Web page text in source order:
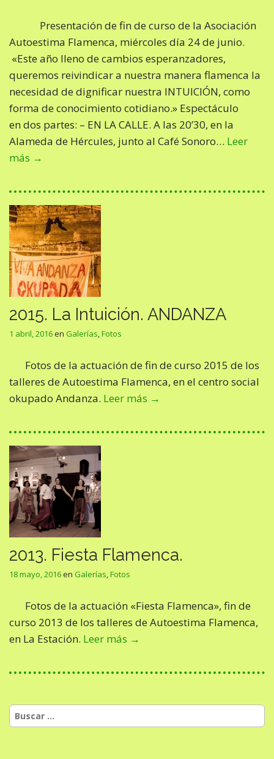
Presentación de fin de curso de la Asociación
Autoestima Flamenca, miércoles día 24 de junio.
«Este año lleno de cambios esperanzadores,
queremos reivindicar a nuestra manera flamenca la
necesidad de dignificar nuestra INTUICIÓN, como
forma de conocimiento cotidiano.» Espectáculo
en dos partes: – EN LA CALLE. A las 20’30, en la
Alameda de Hércules, junto al Café Sonoro… Leer
más →
2015. La Intuición. ANDANZA
1 abril, 2016en Galerías,Fotos
Fotos de la actuación de fin de curso 2015 de los
talleres de Autoestima Flamenca, en el centro social
okupado Andanza. Leer más →
2013. Fiesta Flamenca.
18 mayo, 2016en Galerías,Fotos
Fotos de la actuación «Fiesta Flamenca», fin de
curso 2013 de los talleres de Autoestima Flamenca,
en La Estación. Leer más →
Buscar: